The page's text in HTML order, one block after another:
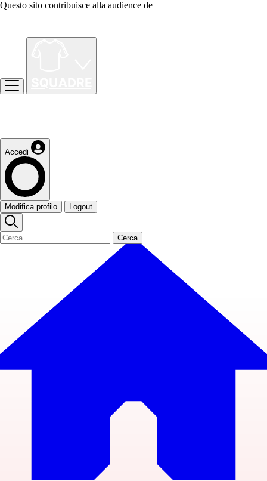
Questo sito contribuisce alla audience de
Accedi
Modifica profilo Logout
Cerca